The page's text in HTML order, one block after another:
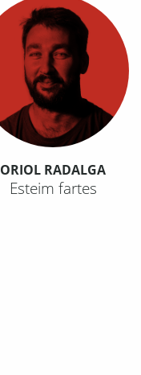
ORIOL RADALGA
Esteim fartes